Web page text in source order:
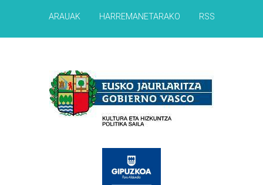
ARAUAK HARREMANETARAKO RSS